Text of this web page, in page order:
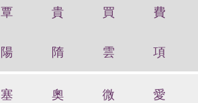
覃 貴 買 費
陽 隋 雲 項
塞 奧 微 愛